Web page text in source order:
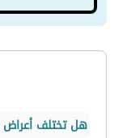
هل تختلف أعراض